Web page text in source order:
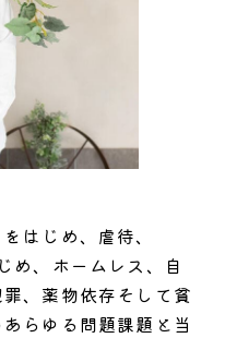
はじめ、虐待、
め、ホームレス、自
、薬物依存そして貧
らゆる問題課題と当